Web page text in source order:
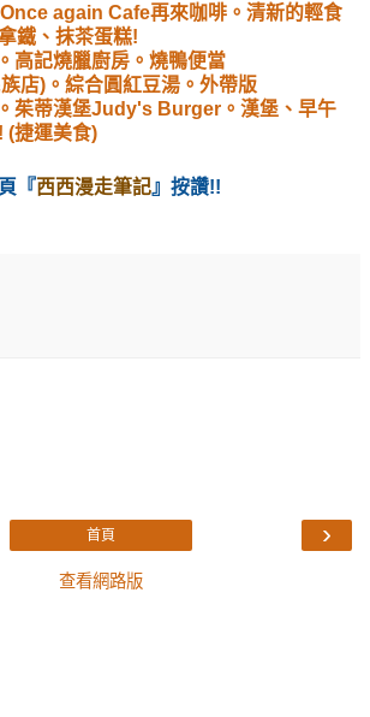
again Cafe再來咖啡。清新的輕食
鐵、抹茶蛋糕!
高記燒臘廚房。燒鴨便當
店)。綜合圓紅豆湯。外帶版
茱蒂漢堡Judy's Burger。漢堡、早午
(捷運美食)
『西西漫走筆記』按讚!!
›
首頁
查看網路版